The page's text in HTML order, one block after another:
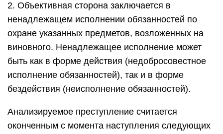
2. Объективная сторона заключается в
ненадлежащем исполнении обязанностей по
охране указанных предметов, возложенных на
виновного. Ненадлежащее исполнение может
быть как в форме действия (недобросовестное
исполнение обязанностей), так и в форме
бездействия (неисполнение обязанностей).
Анализируемое преступление считается
оконченным с момента наступления следующих